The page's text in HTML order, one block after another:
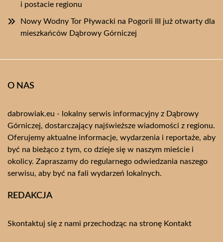
i postacie regionu
Nowy Wodny Tor Pływacki na Pogorii III już otwarty dla
mieszkańców Dąbrowy Górniczej
O NAS
dabrowiak.eu - lokalny serwis informacyjny z Dąbrowy
Górniczej, dostarczający najświeższe wiadomości z regionu.
Oferujemy aktualne informacje, wydarzenia i reportaże, aby
być na bieżąco z tym, co dzieje się w naszym mieście i
okolicy. Zapraszamy do regularnego odwiedzania naszego
serwisu, aby być na fali wydarzeń lokalnych.
REDAKCJA
Skontaktuj się z nami przechodząc na stronę Kontakt